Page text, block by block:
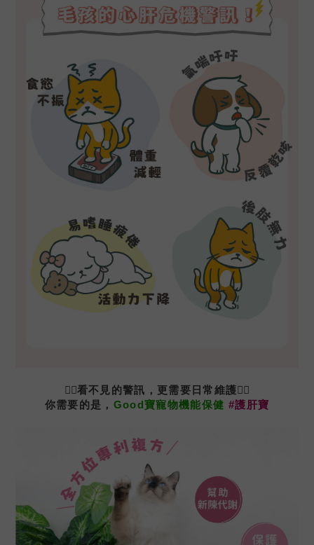
🙅‍♀️看不見的警訊，更需要日常維護🙅‍♀️
你需要的是， Good寶寵物機能保健 #護肝寶